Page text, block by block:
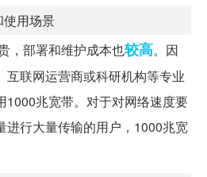
用场景
，部署和维护成本也较高。因
互联网运营商或科研机构等专业
1000兆宽带。对于对网络速度要
进行大量传输的用户，1000兆宽